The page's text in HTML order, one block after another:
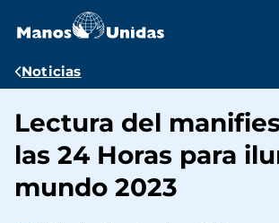
contenido
Ruta
navegación
Noticias
Lectura del
las 24 Horas para
mundo 2023